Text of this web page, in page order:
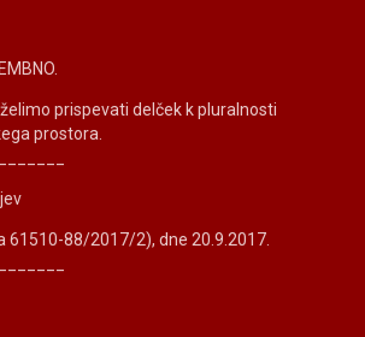
prispevati delček k pluralnosti
prostora.
61510-88/2017/2), dne 20.9.2017.